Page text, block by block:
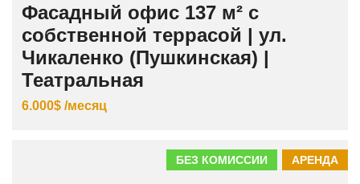
Фасадный офис 137 м² с
собственной террасой | ул.
Чикаленко (Пушкинская) |
Театральная
6.000$ /месяц
АРЕНДА
БЕЗ КОМИССИИ